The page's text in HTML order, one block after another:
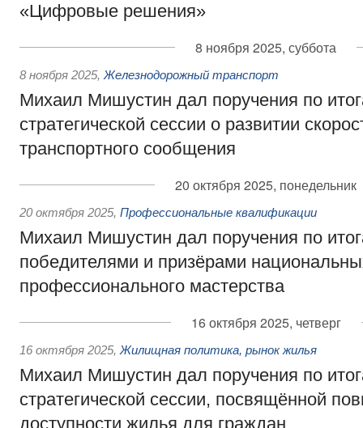
«Цифровые решения»
8 ноября 2025, суббота
8 ноября 2025, Железнодорожный транспорт
Михаил Мишустин дал поручения по
стратегической сессии о развитии
транспортного сообщения
20 октября 2025, понедельник
20 октября 2025, Профессиональные квалификации
Михаил Мишустин дал поручения по
победителями и призёрами
профессионального мастерства
16 октября 2025, четверг
16 октября 2025, Жилищная политика, рынок жилья
Михаил Мишустин дал поручения по
стратегической сессии, посвящённой
доступности жилья для граждан